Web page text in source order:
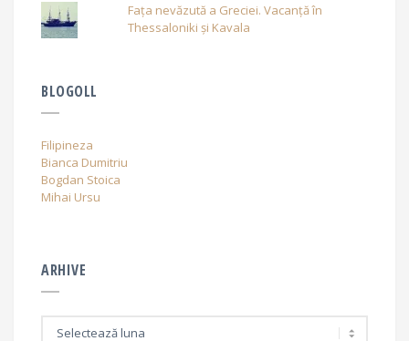
Fața nevăzută a Greciei. Vacanță în
Thessaloniki și Kavala
BLOGOLL
Filipineza
Bianca Dumitriu
Bogdan Stoica
Mihai Ursu
ARHIVE